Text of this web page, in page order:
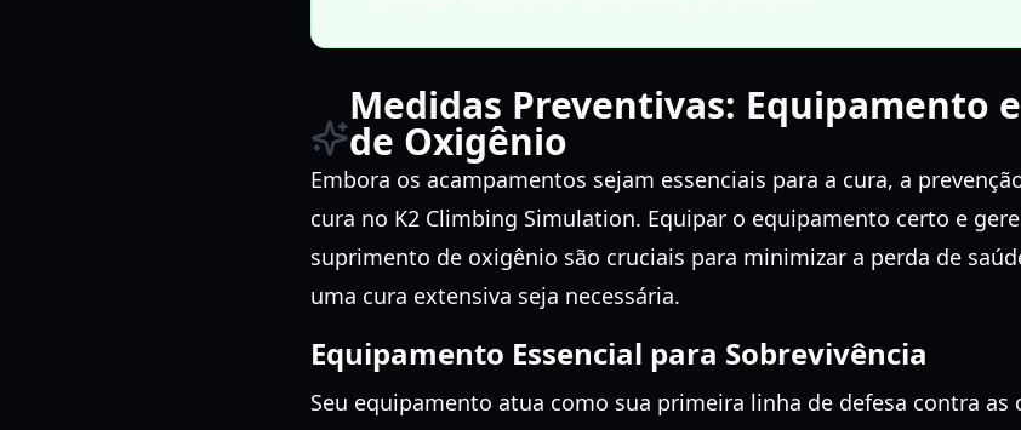
Medidas Preventivas: Equipamento
de Oxigênio
Embora os acampamentos sejam essenciais para a cura, a
cura no K2 Climbing Simulation. Equipar o equipamento certo e
suprimento de oxigênio são cruciais para minimizar a perda de
uma cura extensiva seja necessária.
Equipamento Essencial para Sobrevivência
Seu equipamento atua como sua primeira linha de defesa contra